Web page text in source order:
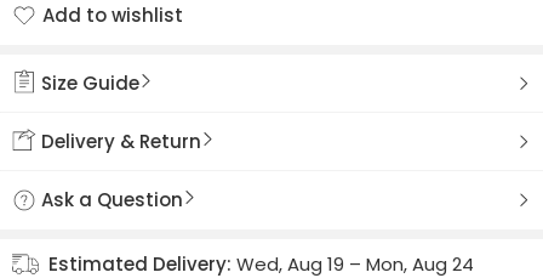
Add to wishlist
Size Guide
Delivery & Return
Ask a Question
Estimated Delivery: Wed, Aug 19 – Mon, Aug 24